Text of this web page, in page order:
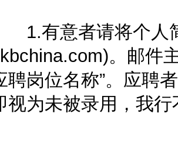
1.有意者请将个人
。邮件
聘岗位名称”。应聘
视为未被录用，我